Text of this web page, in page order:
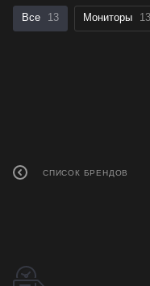
Все 13 Мониторы 13
СПИСОК БРЕНДОВ